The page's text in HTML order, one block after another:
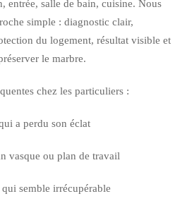
entrée, salle de bain, cuisine. Nous
simple : diagnostic clair,
du logement, résultat visible et
le marbre.
chez les particuliers :
a perdu son éclat
vasque ou plan de travail
semble irrécupérable